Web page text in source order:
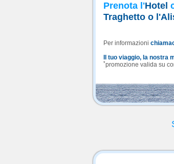
Prenota l'Hotel
Traghetto o
Per informazioni
Il tuo viaggio, la
*promozione valida su